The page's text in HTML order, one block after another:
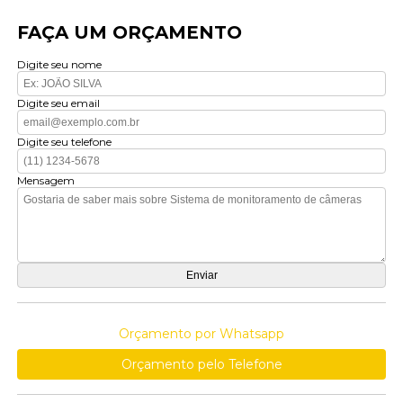
FAÇA UM ORÇAMENTO
Digite seu nome
Digite seu email
Digite seu telefone
Mensagem
Orçamento por Whatsapp
Orçamento pelo Telefone